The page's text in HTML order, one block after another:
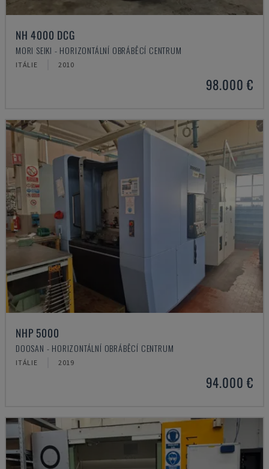
NH 4000 DCG
MORI SEIKI - HORIZONTÁLNÍ OBRÁBĚCÍ CENTRUM
ITÁLIE 2010
98.000 €
NHP 5000
DOOSAN - HORIZONTÁLNÍ OBRÁBĚCÍ CENTRUM
ITÁLIE 2019
94.000 €